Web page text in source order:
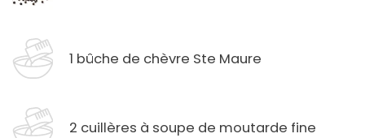
1 bûche de chèvre Ste Maure
2 cuillères à soupe de moutarde fine